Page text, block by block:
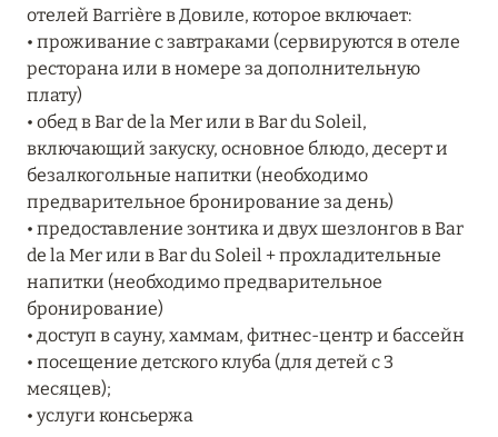
Подробнее
13 февраля 2025
MANDARIN ORIENTAL JUMEIRA, DUBAI:
СКИДКИ ДО 30 % ОТ СУММЫ КОНТРАКТА НА
РАЗМЕЩЕНИЕ ВЕСНОЙ
Подробнее
11 декабря 2024
RIXOS PREMIUM SAADIYAT ISLAND ABU DHABI:
КОНЦЕПЦИЯ «ВСЁ ВКЛЮЧЕНО – ВСЁ
ЭКСКЛЮЗИВНО»
отелей Barrière в Довиле, которое включает:
• проживание с завтраками (сервируются в отеле
ресторана или в номере за дополнительную
плату)
• обед в Bar de la Mer или в Bar du Soleil,
включающий закуску, основное блюдо, десерт и
безалкогольные напитки (необходимо
предварительное бронирование за день)
• предоставление зонтика и двух шезлонгов в Bar
de la Mer или в Bar du Soleil + прохладительные
напитки (необходимо предварительное
бронирование)
• доступ в сауну, хаммам, фитнес-центр и бассейн
• посещение детского клуба (для детей с 3
месяцев);
• услуги консьержа